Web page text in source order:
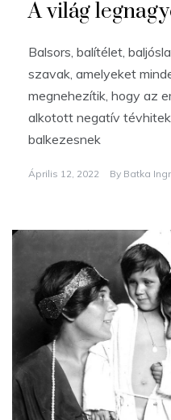
A világ
Balsors, balítélet,
szavak, amelyeket
megnehezítik, hogy az
alkotott negatív
balkezesnek
Április 12, 2022 By Batka